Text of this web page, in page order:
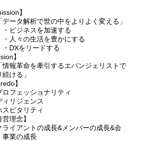
】
ータ解析で世の中をよりよく変える」
ジネスを加速する
々の生活を豊かにする
をリードする
】
報革命を牽引するエバンジェリストで
続ける」
】
ロフェッショナリティ
ィリジェンス
スピタリティ
営理念】
イアントの成長&メンバーの成長&会
事業の成長